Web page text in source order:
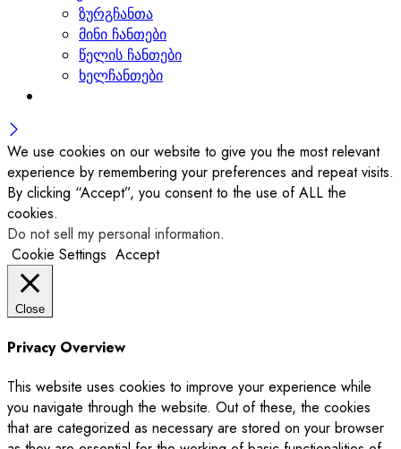
ზურგჩანთა
მინი ჩანთები
წელის ჩანთები
ხელჩანთები
We use cookies on our website to give you the most relevant
experience by remembering your preferences and repeat visits.
By clicking “Accept”, you consent to the use of ALL the
cookies.
Do not sell my personal information.
Cookie Settings Accept
Close
Privacy Overview
This website uses cookies to improve your experience while
you navigate through the website. Out of these, the cookies
that are categorized as necessary are stored on your browser